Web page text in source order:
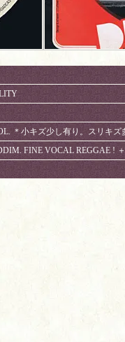
＊小キズ少し有り。スリキズ
FINE VOCAL REGGAE !